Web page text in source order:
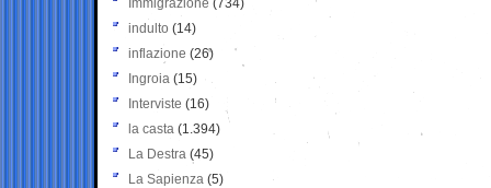
Immigrazione (734)
indulto (14)
inflazione (26)
Ingroia (15)
Interviste (16)
la casta (1.394)
La Destra (45)
La Sapienza (5)